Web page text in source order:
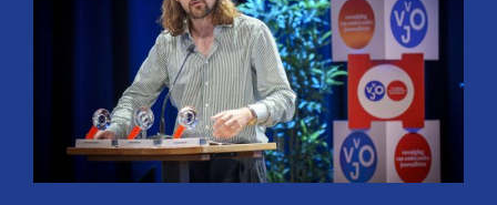
procedure rond het eigen werk. Dat kost
journalisten tijd, ook ervaren zij stress en
soms worden publicaties aangepast of
gaat de hele publicatie zelfs niet door.